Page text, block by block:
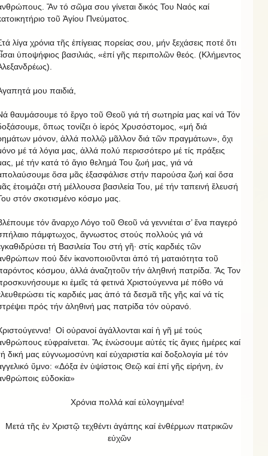
Ἄν τό σῶμα σου γίνεται δικός Του Ναός καί
τοῦ Ἁγίου Πνεύματος.
λίγα χρόνια τῆς ἐπίγειας πορείας σου, μήν ξεχάσεις ποτέ ὅτι
ὑποψήφιος βασιλιάς, «ἐπί γῆς περιπολῶν θεός. (Κλήμεντος
μου παιδιά,
θαυμάσουμε τό ἔργο τοῦ Θεοῦ γιά τή σωτηρία μας καί νά Τόν
ὅπως τονίζει ὁ ἱερός Χρυσόστομος, «μή διά
μόνον, ἀλλά πολλῷ μᾶλλον διά τῶν πραγμάτων», ὄχι
μέ τά λόγια μας, ἀλλά πολύ περισσότερο μέ τίς πράξεις
μέ τήν κατά τό ἅγιο θελημά Του ζωή μας, γιά νά
ὅσα μᾶς ἐξασφάλισε στήν παρούσα ζωή καί ὅσα
ἐτοιμάζει στή μέλλουσα βασιλεία Του, μέ τήν ταπεινή ἔλευσή
στόν σκοτισμένο κόσμο μας.
τόν ἄναρχο Λόγο τοῦ Θεοῦ νά γεννιέται σ’ ἕνα παγερό
πάμφτωχος, ἄγνωστος στούς πολλούς γιά νά
τή Βασιλεία Του στή γῆ· στίς καρδιές τῶν
πού δέν ἱκανοποιοῦνται ἀπό τή ματαιότητα τοῦ
κόσμου, ἀλλά ἀναζητοῦν τήν ἀληθινή πατρίδα. Ἄς Τον
κι ἐμεῖς τά φετινά Χριστούγεννα μέ πόθο νά
τίς καρδιές μας ἀπό τά δεσμᾶ τῆς γῆς καί νά τίς
πρός τήν ἀληθινή μας πατρίδα τόν οὐρανό.
Οἱ οὐρανοί ἀγάλλονται καί ἡ γῆ μέ τούς
εὐφραίνεται. Ἄς ἑνώσουμε αὐτές τίς ἅγιες ἡμέρες καί
δική μας εὐγνωμοσύνη καί εὐχαριστία καί δοξολογία μέ τόν
ὕμνο: «Δόξα ἐν ὑψίστοις Θεῷ καί ἐπί γῆς εἰρήνη, ἐν
εὐδοκία»
Χρόνια πολλά καί εὐλογημένα!
Μετά τῆς ἐν Χριστῷ τεχθέντι ἀγάπης καί ἐνθέρμων πατρικῶν
εὐχῶν